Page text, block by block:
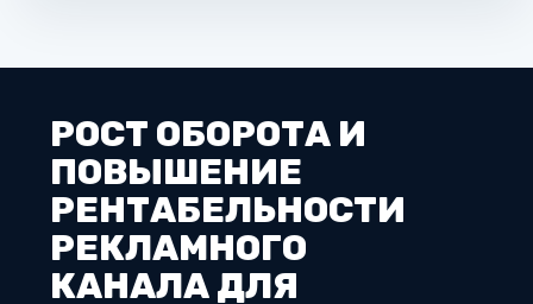
РОСТ ОБОРОТА И
ПОВЫШЕНИЕ
РЕНТАБЕЛЬНОСТИ
РЕКЛАМНОГО
КАНАЛА ДЛЯ